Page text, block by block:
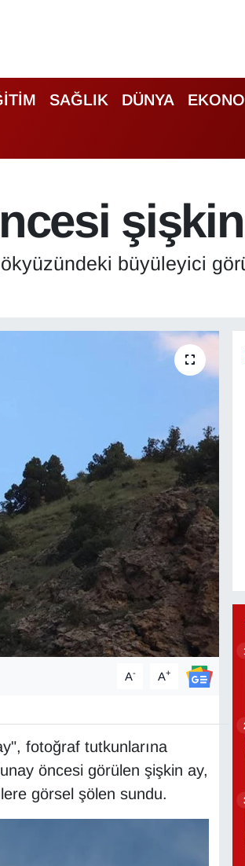
SAĞLIK DÜNYA
büyüleyici
A- A+
fotoğraf tutkunlarına
öncesi görülen şişkin ay,
görsel şölen sundu.